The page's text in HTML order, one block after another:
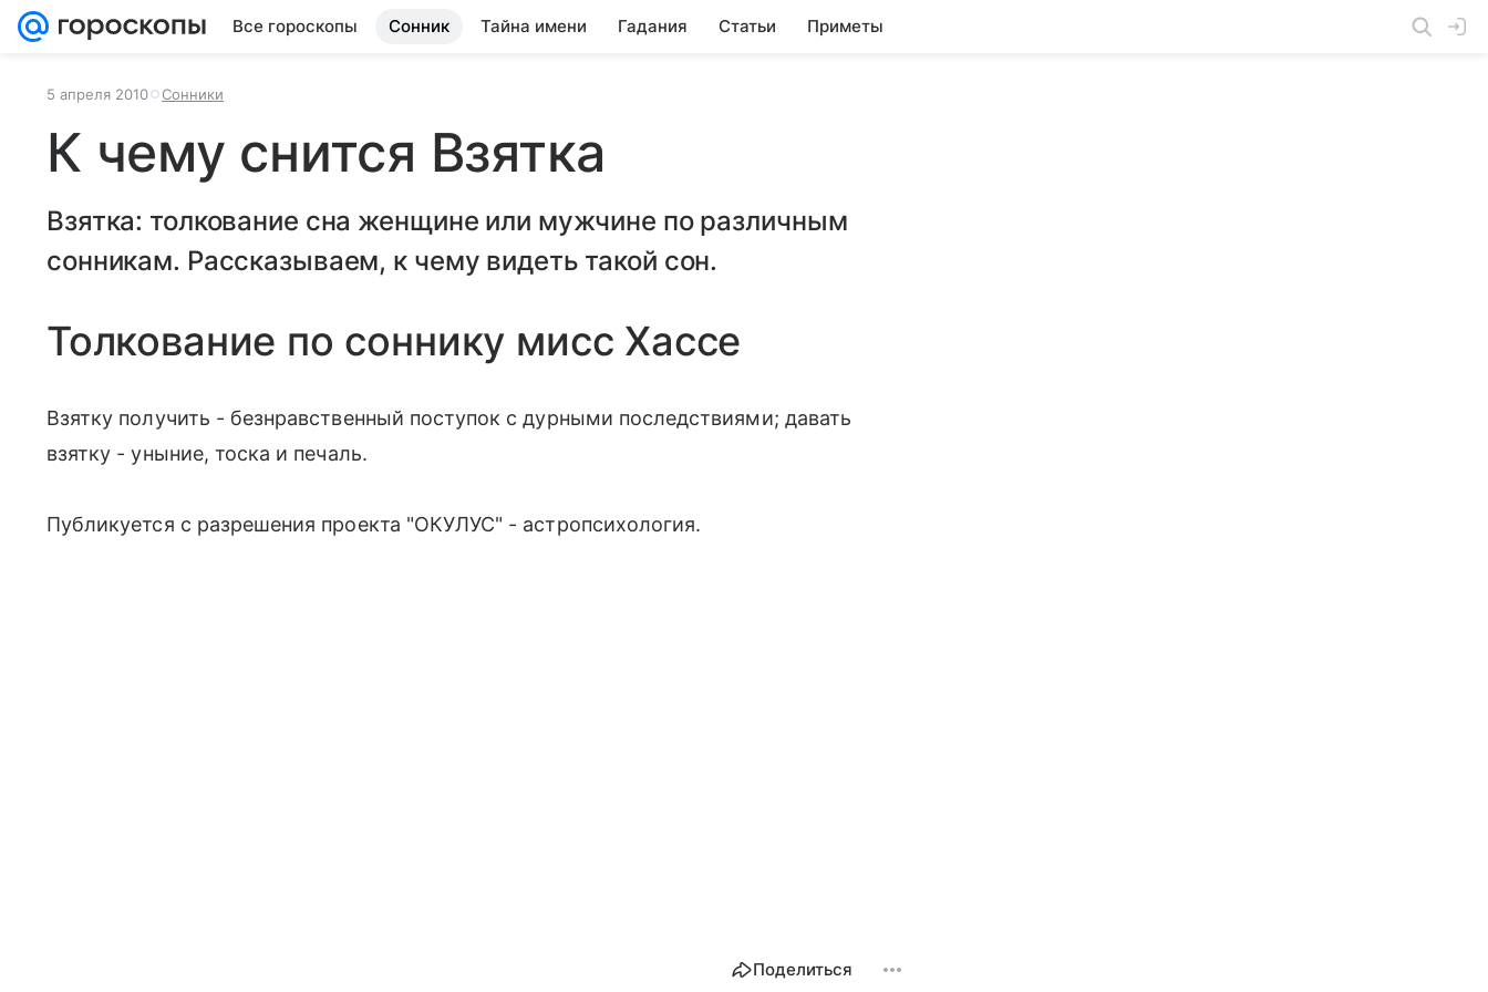
Все гороскопы Сонник Тайна имени Гадания Статьи Приметы
5 апреля 2010 Сонники
К чему снится Взятка
Взятка: толкование сна женщине или мужчине по различным
сонникам. Рассказываем, к чему видеть такой сон.
Толкование по соннику мисс Хассе
Взятку получить - безнравственный поступок с дурными последствиями; давать
взятку - уныние, тоска и печаль.
Публикуется с разрешения проекта "ОКУЛУС" - астропсихология.
Поделиться